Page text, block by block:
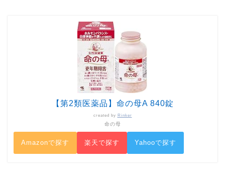
【第2類医薬品】命の母A 840錠
created by Rinker
命の母
Amazonで探す 楽天で探す Yahooで探す